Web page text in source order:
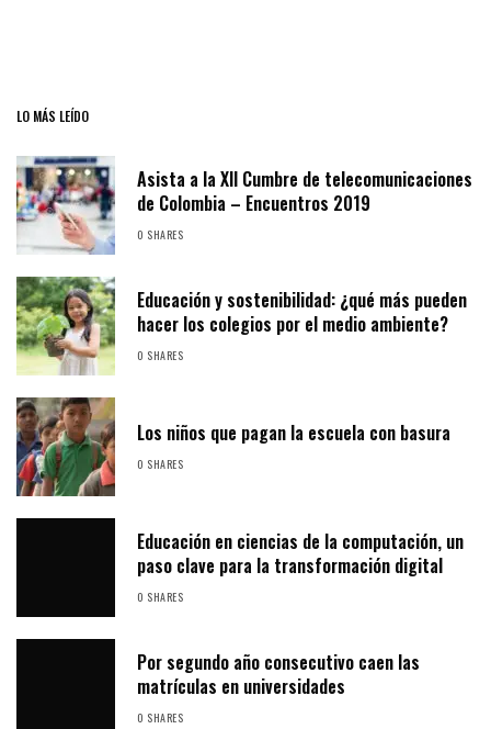
LO MÁS LEÍDO
Asista a la XII Cumbre de telecomunicaciones
de Colombia – Encuentros 2019
0 SHARES
Educación y sostenibilidad: ¿qué más pueden
hacer los colegios por el medio ambiente?
0 SHARES
Los niños que pagan la escuela con basura
0 SHARES
Educación en ciencias de la computación, un
paso clave para la transformación digital
0 SHARES
Por segundo año consecutivo caen las
matrículas en universidades
0 SHARES